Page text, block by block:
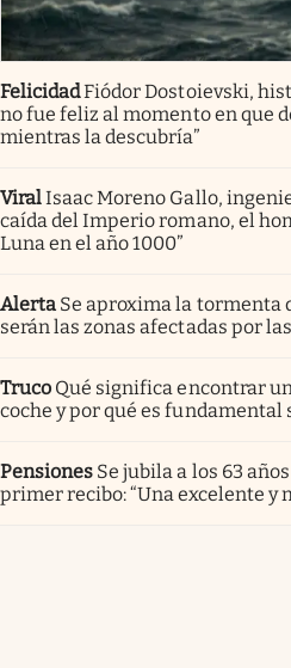
FelicidadFiódor Dostoievski,
no fue feliz al momento en que
mientras la descubría”
ViralIsaac Moreno Gallo,
caída del Imperio romano, el
Luna en el año 1000”
Alerta Se aproxima la tormenta
serán las zonas afectadas por
Truco Qué significa encontrar
coche y por qué es fundamental
Pensiones Se jubila a los 63
primer recibo: “Una excelente y